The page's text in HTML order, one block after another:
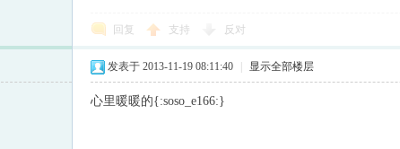
回复 支持 反对
发表于 2013-11-19 08:11:40 显示全部楼层
心里暖暖的{:soso_e166:}